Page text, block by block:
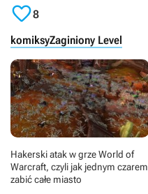
8
komiksyZaginiony Level
Hakerski atak w grze World of
Warcraft, czyli jak jednym czarem
zabić całe miasto